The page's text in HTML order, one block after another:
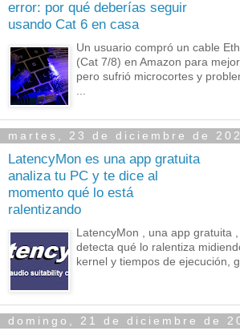
error: por qué deberías seguir
usando Cat 6 en casa
Un usuario compró un cable
(Cat 7/8) en Amazon para
pero sufrió microcortes y
martes, 23 de diciembre de
LatencyMon es una app gratuita
analiza tu PC y te dice al
momento qué lo está
ralentizando
LatencyMon , una app gratuita
detecta qué lo ralentiza
kernel y tiempos de ejecución,
domingo, 21 de diciembre de